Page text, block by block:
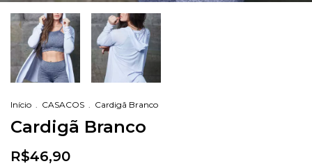
Início . CASACOS . Cardigã Branco
Cardigã Branco
R$46,90